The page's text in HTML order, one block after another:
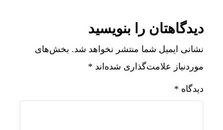
دیدگاهتان را بنویسید
نشانی ایمیل شما منتشر نخواهد شد. بخش‌های
موردنیاز علامت‌گذاری شده‌اند *
دیدگاه *